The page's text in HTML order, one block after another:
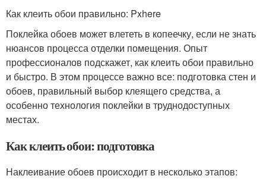
Как клеить обои правильно: Pxhere
Поклейка обоев может влететь в копеечку, если не знать
нюансов процесса отделки помещения. Опыт
профессионалов подскажет, как клеить обои правильно
и быстро. В этом процессе важно все: подготовка стен и
обоев, правильный выбор клеящего средства, а
особенно технология поклейки в труднодоступных
местах.
Как клеить обои: подготовка
Наклеивание обоев происходит в несколько этапов: